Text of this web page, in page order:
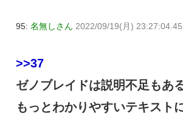
95: 名無しさん 2022/09/19(月)
>>37
ゼノブレイドは説明不足もあ
もっとわかりやすいテキスト